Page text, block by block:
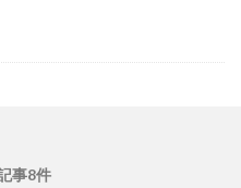
事8件